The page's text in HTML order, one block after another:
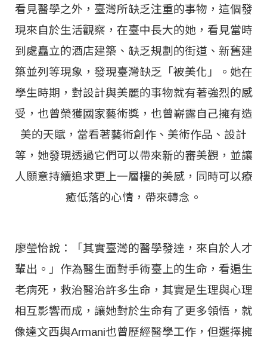
看見醫學之外，臺灣所缺乏注重的事物，這個發
現來自於生活觀察，在臺中長大的她，看見當時
到處矗立的酒店建築、缺乏規劃的街道、新舊建
築並列等現象，發現臺灣缺乏「被美化」。她在
學生時期，對設計與美麗的事物就有著強烈的感
受，也曾榮獲國家藝術獎，也曾嶄露自己擁有造
美的天賦，當看著藝術創作、美術作品、設計
等，她發現透過它們可以帶來新的審美觀，並讓
人願意持續追求更上一層樓的美感，同時可以療
癒低落的心情，帶來轉念。
廖瑩怡說：「其實臺灣的醫學發達，來自於人才
輩出。」作為醫生面對手術臺上的生命，看遍生
老病死，救治醫治許多生命，其實是生理與心理
相互影響而成，讓她對於生命有了更多領悟，就
像達文西與Armani也曾歷經醫學工作，但選擇擁